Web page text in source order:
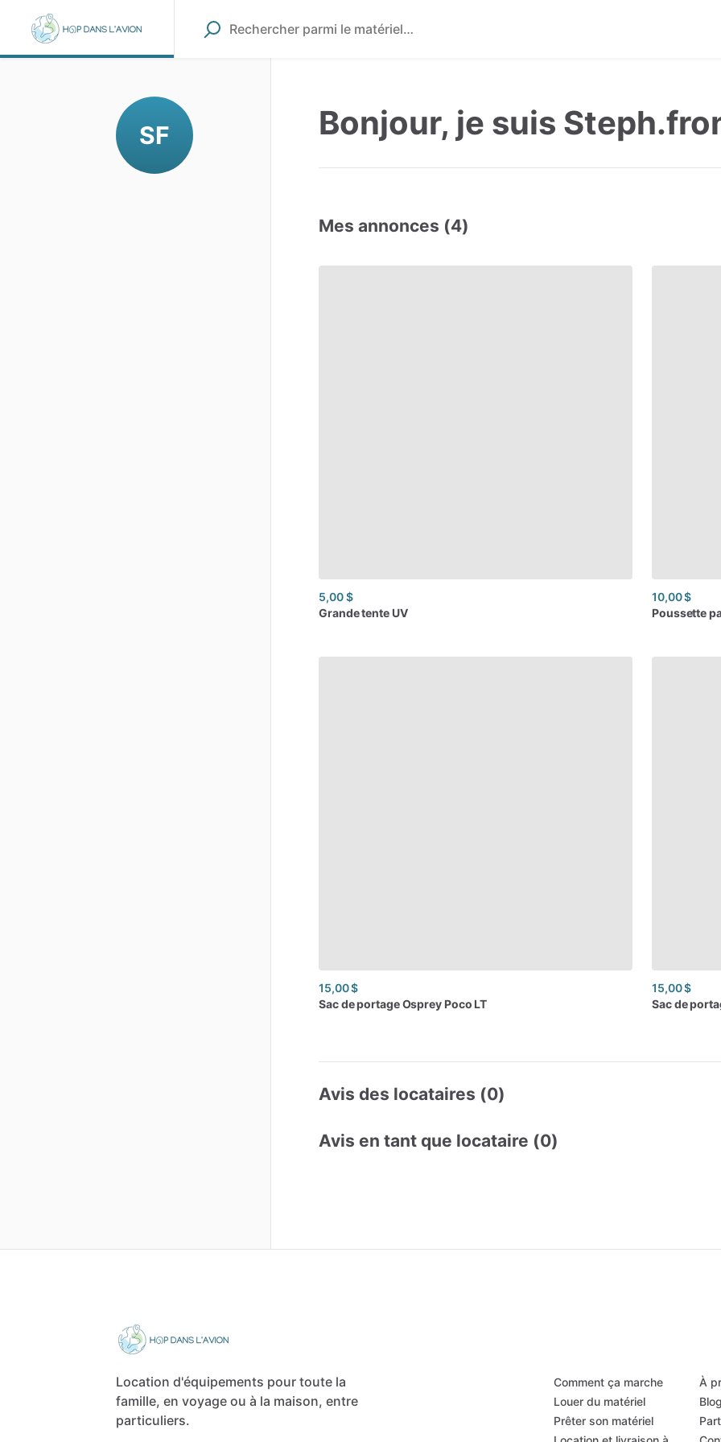
SF Bonjour, je suis
Mes annonces (4)
5,00 $
Grandetente UV
10,00 $
Poussette
15,00 $
SacdeportageOsprey Poco LT
15,00 $
Sacde
Avis des locataires (0)
Avis en tant que locataire (0)
Location d'équipements pour toute la
famille, en voyage ou à la maison, entre
particuliers.
Comment ça marche
Louer du matériel
Prêter son matériel
À